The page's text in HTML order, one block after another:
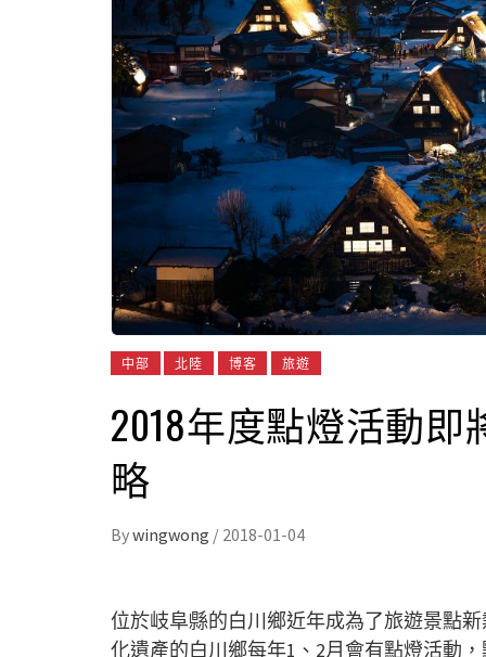
中部 北陸 博客 旅遊
2018年度點燈活動
略
Bywingwong / 2018-01-04
位於岐阜縣的白川鄉近年成為了旅遊景點
化遺產的白川鄉每年1、2月會有點燈活動